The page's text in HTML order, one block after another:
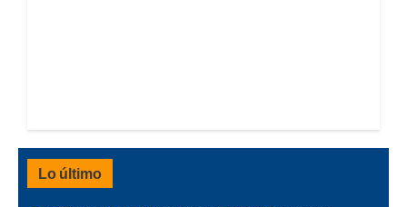
Lo último